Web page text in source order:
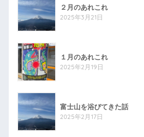
２月のあれこれ
2025年3月21日
１月のあれこれ
2025年2月19日
富士山を浴びてきた話
2025年2月17日